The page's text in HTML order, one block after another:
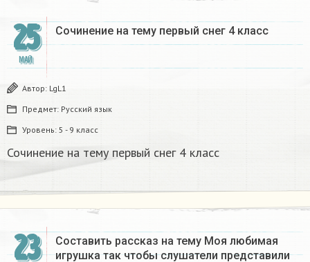
25
МАЙ
Сочинение на тему первый снег 4 класс
Автор: LgL1
Предмет: Русский язык
Уровень: 5 - 9 класс
Сочинение на тему первый снег 4 класс
23
Составить рассказ на тему Моя любимая
игрушка так чтобы слушатели представили